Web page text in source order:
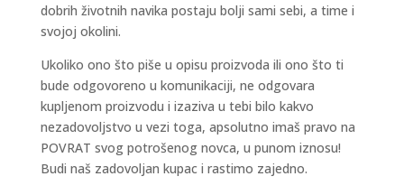
dobrih životnih navika postaju bolji sami sebi, a time i
svojoj okolini.
Ukoliko ono što piše u opisu proizvoda ili ono što ti
bude odgovoreno u komunikaciji, ne odgovara
kupljenom proizvodu i izaziva u tebi bilo kakvo
nezadovoljstvo u vezi toga, apsolutno imaš pravo na
POVRAT svog potrošenog novca, u punom iznosu!
Budi naš zadovoljan kupac i rastimo zajedno.